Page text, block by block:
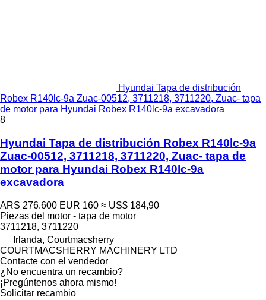
Hyundai Tapa de distribución
Robex R140lc-9a Zuac-00512, 3711218, 3711220, Zuac- tapa
de motor para Hyundai Robex R140lc-9a excavadora
8
Hyundai Tapa de distribución Robex R140lc-9a
Zuac-00512, 3711218, 3711220, Zuac- tapa de
motor para Hyundai Robex R140lc-9a
excavadora
ARS 276.600 EUR 160 ≈ US$ 184,90
Piezas del motor - tapa de motor
3711218, 3711220
Irlanda, Courtmacsherry
COURTMACSHERRY MACHINERY LTD
Contacte con el vendedor
¿No encuentra un recambio?
¡Pregúntenos ahora mismo!
Solicitar recambio